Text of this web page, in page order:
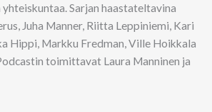
Sarjan haastateltavina
Juha Manner, Riitta Leppiniemi, Kari
Hippi, Markku Fredman, Ville Hoikkala
toimittavat Laura Manninen ja